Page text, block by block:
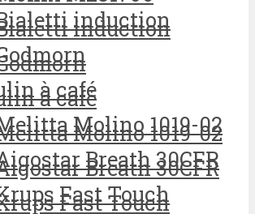
induction
à café
Molino 1019-02
Breath 30CFR
Fast Touch
induction
à café
Molino 1019-02
Breath 30CFR
Fast Touch